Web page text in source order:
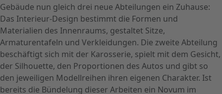
Gebäude nun gleich drei neue Abteilungen ein Zuhause:
Das Interieur-Design bestimmt die Formen und
Materialien des Innenraums, gestaltet Sitze,
Armaturentafeln und Verkleidungen. Die zweite Abteilung
beschäftigt sich mit der Karosserie, spielt mit dem Gesicht,
der Silhouette, den Proportionen des Autos und gibt so
den jeweiligen Modellreihen ihren eigenen Charakter. Ist
bereits die Bündelung dieser Arbeiten ein Novum im